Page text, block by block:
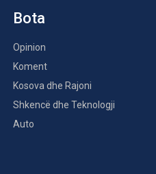
Bota
Opinion
Koment
Kosova dhe Rajoni
Shkencë dhe Teknologji
Auto